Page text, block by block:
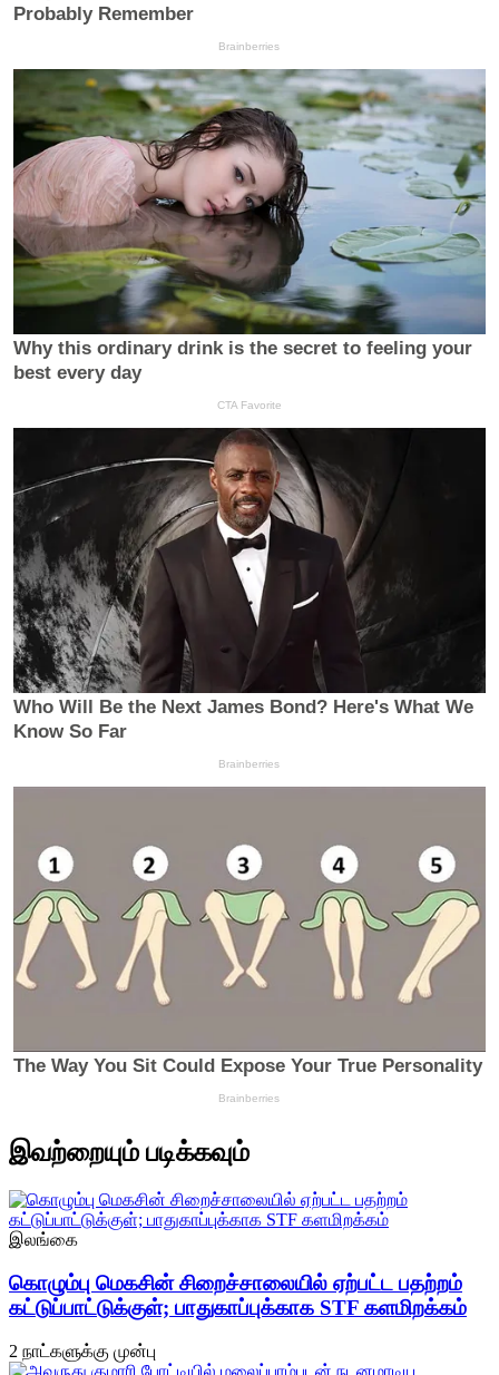
இவற்றையும் படிக்கவும்
இலங்கை
கொழும்பு மெகசின் சிறைச்சாலையில் ஏற்பட்ட பதற்றம்
கட்டுப்பாட்டுக்குள்; பாதுகாப்புக்காக STF களமிறக்கம்
2 நாட்களுக்கு முன்பு